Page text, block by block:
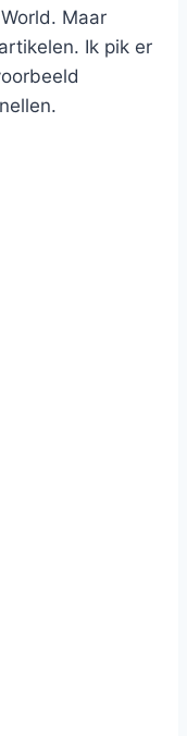
Maar
Ik pik er